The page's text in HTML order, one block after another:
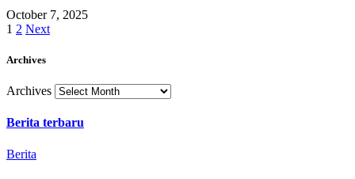
October 7, 2025
1 2 Next
Archives
Archives
Berita terbaru
Berita